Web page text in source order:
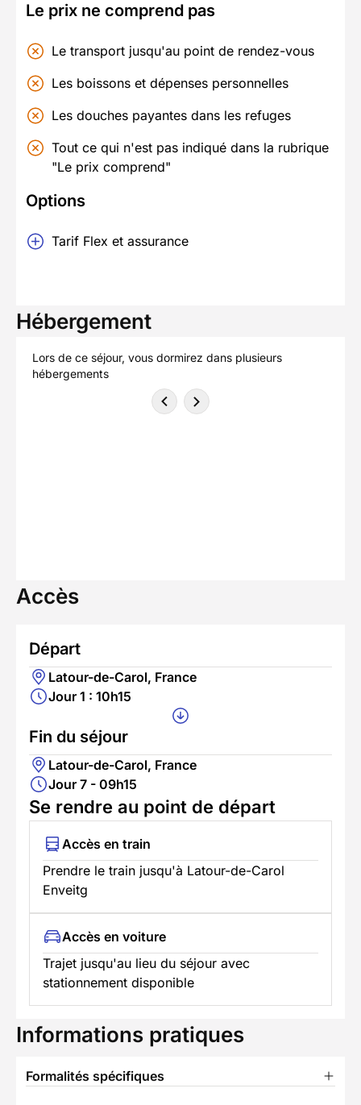
Le prix ne comprend pas
Le transport jusqu'au point de rendez-vous
Les boissons et dépenses personnelles
Les douches payantes dans les refuges
Tout ce qui n'est pas indiqué dans la rubrique
"Le prix comprend"
Options
Tarif Flex et assurance
Hébergement
Lors de ce séjour, vous dormirez dans plusieurs
hébergements
Accès
Départ
Latour-de-Carol, France
Jour 1 : 10h15
Fin du séjour
Latour-de-Carol, France
Jour 7 - 09h15
Se rendre au point de départ
Accès en train
Prendre le train jusqu'à Latour-de-Carol
Enveitg
Accès en voiture
Trajet jusqu'au lieu du séjour avec
stationnement disponible
Informations pratiques
Formalités spécifiques